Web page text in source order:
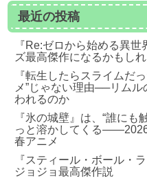
最近の投稿
『Re:ゼロから始める異
ズ最高傑作になるかもし
『転生したらスライムだ
メ”じゃない理由──リム
われるのか
『氷の城壁』は、“誰にも
っと溶かしてくる
春アニメ
『スティール・ボール・
ジョジョ最高傑作説